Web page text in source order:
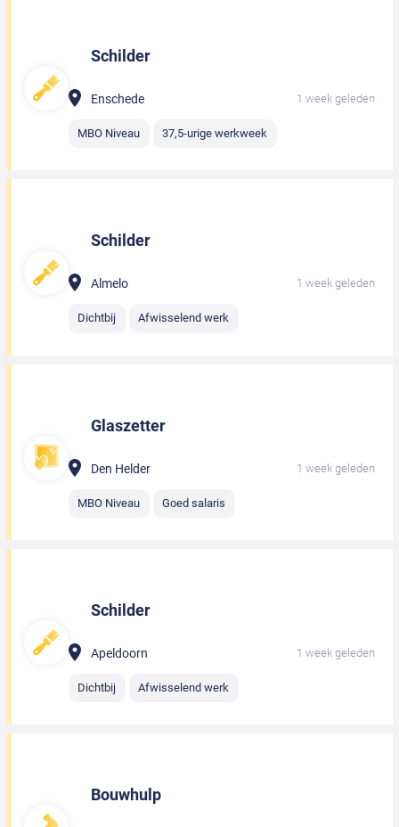
Schilder
Enschede 1 week geleden
MBO Niveau 37,5-urige werkweek
Schilder
Almelo 1 week geleden
Dichtbij Afwisselend werk
Glaszetter
Den Helder 1 week geleden
MBO Niveau Goed salaris
Schilder
Apeldoorn 1 week geleden
Dichtbij Afwisselend werk
Bouwhulp